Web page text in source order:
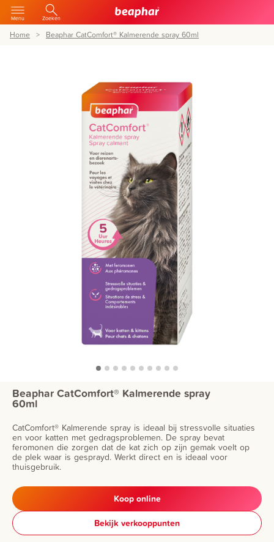
Menu Zoeken
Home Beaphar CatComfort® Kalmerende spray 60ml
Beaphar CatComfort® Kalmerende spray
60ml
CatComfort® Kalmerende spray is ideaal bij stressvolle situaties
en voor katten met gedragsproblemen. De spray bevat
feromonen die zorgen dat de kat zich op zijn gemak voelt op
de plek waar is gesprayd. Werkt direct en is ideaal voor
thuisgebruik.
Koop online
Bekijk verkooppunten